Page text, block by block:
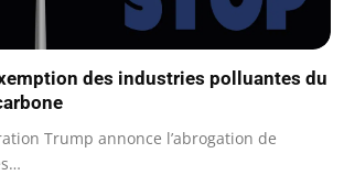
des industries polluantes du
Trump annonce l’abrogation de